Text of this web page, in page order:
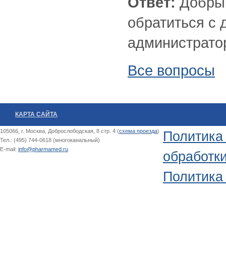
обратиться с
Все вопросы
КАРТА САЙТА
105066, г. Москва, Доброслободская, 8 стр. 4 (схема проезда)
Тел.: (495) 744-0618 (многоканальный)
E-mail: info@pharmamed.ru